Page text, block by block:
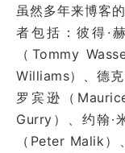
虽然多年来博客
者包括：彼得·
（Tommy
Williams）、德
罗宾逊（
Gurry）、约翰·
（Peter Malik）